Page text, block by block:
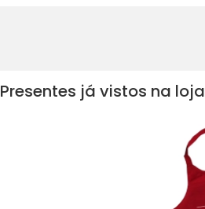
Presentes já vistos na loja